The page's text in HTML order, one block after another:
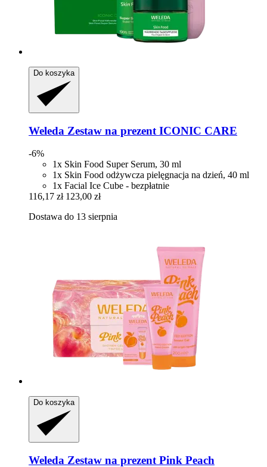
Do koszyka
Weleda Zestaw na prezent ICONIC CARE
-6%
1x Skin Food Super Serum, 30 ml
1x Skin Food odżywcza pielęgnacja na dzień, 40 ml
1x Facial Ice Cube - bezpłatnie
116,17 zł 123,00 zł
Dostawa do 13 sierpnia
Do koszyka
Weleda Zestaw na prezent Pink Peach